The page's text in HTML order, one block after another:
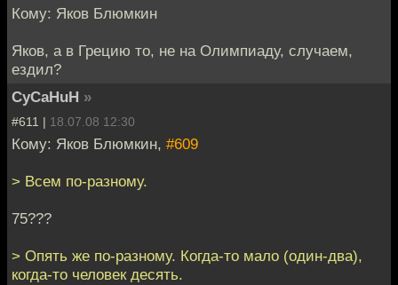
Кому: Яков Блюмкин
Яков, а в Грецию то, не на Олимпиаду, случаем,
ездил?
CyCaHuH »
#611 | 18.07.08 12:30
Кому: Яков Блюмкин, #609
> Всем по-разному.
75???
> Опять же по-разному. Когда-то мало (один-два),
когда-то человек десять.